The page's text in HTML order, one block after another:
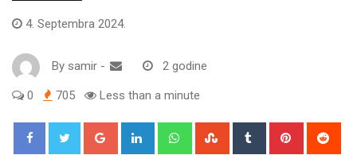
4. Septembra 2024.
By samir - 2 godine
0 705 Less than a minute
Google+ LinkedIn WhatsappStumbleUpon
Tumblr Pinterest